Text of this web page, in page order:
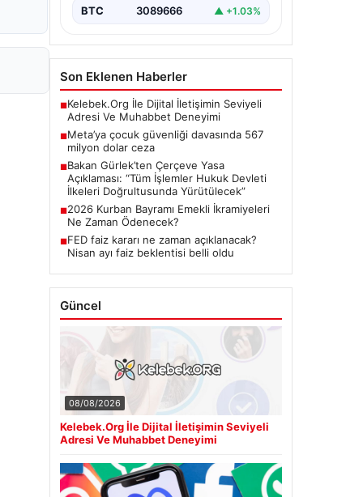
BTC 3089666 ▲ +1.03%
Son Eklenen Haberler
■Kelebek.Org İle Dijital İletişimin Seviyeli
Adresi Ve Muhabbet Deneyimi
■Meta’ya çocuk güvenliği davasında 567
milyon dolar ceza
■Bakan Gürlek’ten Çerçeve Yasa
Açıklaması: “Tüm İşlemler Hukuk Devleti
İlkeleri Doğrultusunda Yürütülecek”
■2026 Kurban Bayramı Emekli İkramiyeleri
Ne Zaman Ödenecek?
■FED faiz kararı ne zaman açıklanacak?
Nisan ayı faiz beklentisi belli oldu
Güncel
08/08/2026
Kelebek.Org İle Dijital İletişimin Seviyeli
Adresi Ve Muhabbet Deneyimi